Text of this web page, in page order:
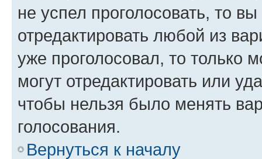
не успел проголосовать, то
отредактировать любой из
уже проголосовал, то только
могут отредактировать или
чтобы нельзя было менять
голосования.
Вернуться к началу